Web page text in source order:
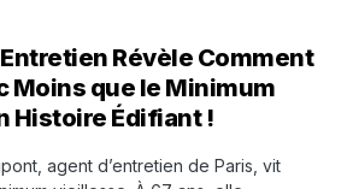
Révèle Comment
Moins que le Minimum
Histoire Édifiant !
agent d’entretien de Paris, vit